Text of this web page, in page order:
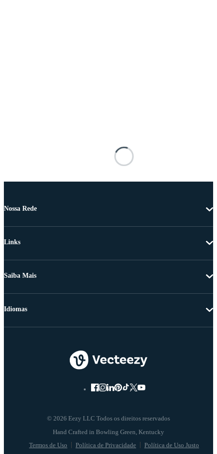
Nossa Rede
Links
Saiba Mais
© 2026 Eezy LLC Todos os direitos reservados
Termos de Uso Política de Privacidade Política de Uso Justo
Idiomas